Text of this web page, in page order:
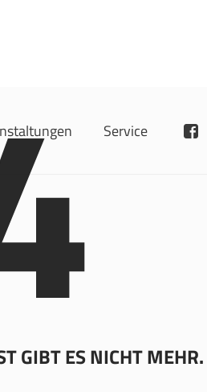
Service
GIBT ES NICHT MEHR.